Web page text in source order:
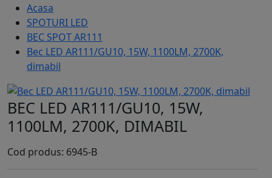
Acasa
SPOTURI LED
BEC SPOT AR111
Bec LED AR111/GU10, 15W, 1100LM, 2700K,
dimabil
BEC LED AR111/GU10, 15W,
1100LM, 2700K, DIMABIL
Cod produs: 6945-B